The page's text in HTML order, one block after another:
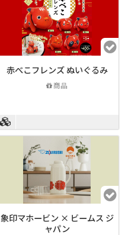
赤べこフレンズ ぬいぐるみ
商品
象印マホービン × ビームス ジ
ャパン